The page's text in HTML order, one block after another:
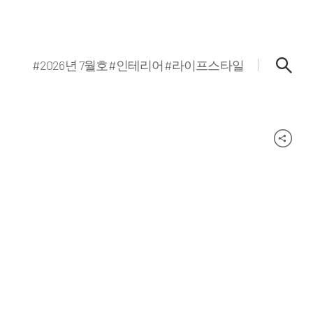
#2026년 7월호#인테리어#라이프스타일